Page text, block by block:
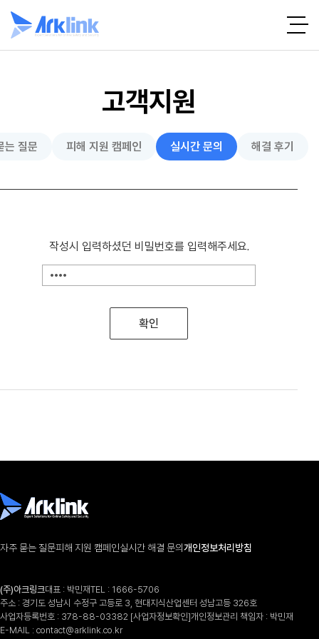
고객지원
는 질문 피해 지원 캠페인 실시간 문의 해결 후기
작성시 입력하셨던 비밀번호를 입력해주세요.
확인
자주 묻는 질문피해 지원 캠페인실시간 해결 문의개인정보처리방침
(주)아크링크대표 : 박민재TEL : 1666-5706
주소 : 경기도 성남시 수정구 고등로 3, 현대지식산업센터 성남고등 326호
사업자등록번호 : 378-88-03382 [사업자정보확인]개인정보관리 책임자 : 박민재
E-MAIL : contact@arklink.co.kr